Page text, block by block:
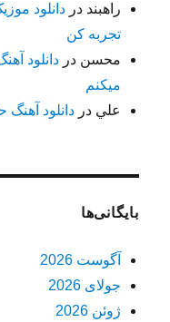
راهبند دردانلود
تجربه کن
محسن دردانلود
میکنم
علي دردانلود
بایگانی‌ها
آگوست 2026
جولای 2026
ژوئن 2026